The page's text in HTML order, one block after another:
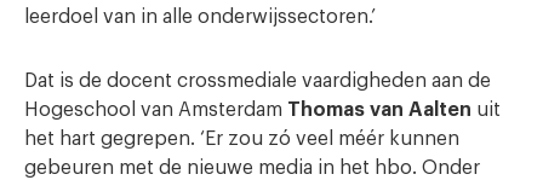
leerdoel van in alle onderwijssectoren.’
Dat is de docent crossmediale vaardigheden aan de
Hogeschool van Amsterdam Thomas van Aalten uit
het hart gegrepen. ‘Er zou zó veel méér kunnen
gebeuren met de nieuwe media in het hbo. Onder